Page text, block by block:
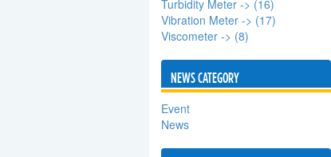
Turbidity Meter -> (16)
Vibration Meter -> (17)
Viscometer -> (8)
NEWS CATEGORY
Event
News